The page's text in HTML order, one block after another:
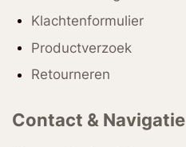
Klachtenformulier
Productverzoek
Retourneren
Contact & Navigatie